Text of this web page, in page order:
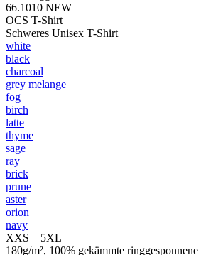
66.1010 NEW
OCS T-Shirt
Schweres Unisex T-Shirt
white
black
charcoal
grey melange
fog
birch
latte
thyme
sage
ray
brick
prune
aster
orion
navy
XXS – 5XL
180g/m², 100% gekämmte